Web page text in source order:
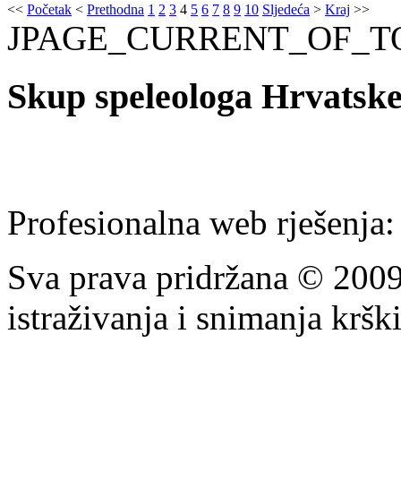
<< Početak < Prethodna 1 2 3 4 5 6 7 8 9 10 Sljedeća > Kraj >>
Skup speleologa
Profesionalna web
Sva prava pridržana ©
istraživanja i snimanja